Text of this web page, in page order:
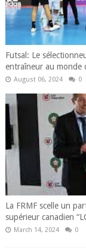
Futsal: Le
entraîneur au monde
August 06, 2024 0
La FRMF scelle un
supérieur canadien
March 14, 2024 0